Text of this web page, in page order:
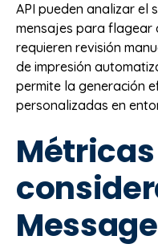
API pueden analizar el
mensajes para flagear
requieren revisión
de impresión
permite la generación
personalizadas en
Métricas